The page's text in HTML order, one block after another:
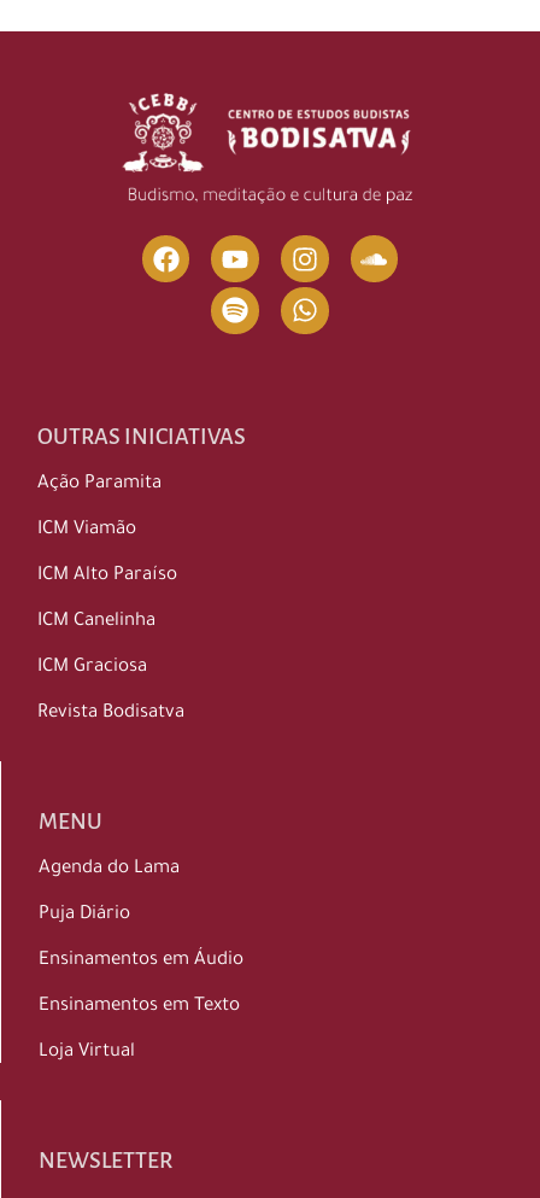
OUTRAS INICIATIVAS
Ação Paramita
ICM Viamão
ICM Alto Paraíso
ICM Canelinha
ICM Graciosa
Revista Bodisatva
MENU
Agenda do Lama
Puja Diário
Ensinamentos em Áudio
Ensinamentos em Texto
Loja Virtual
NEWSLETTER